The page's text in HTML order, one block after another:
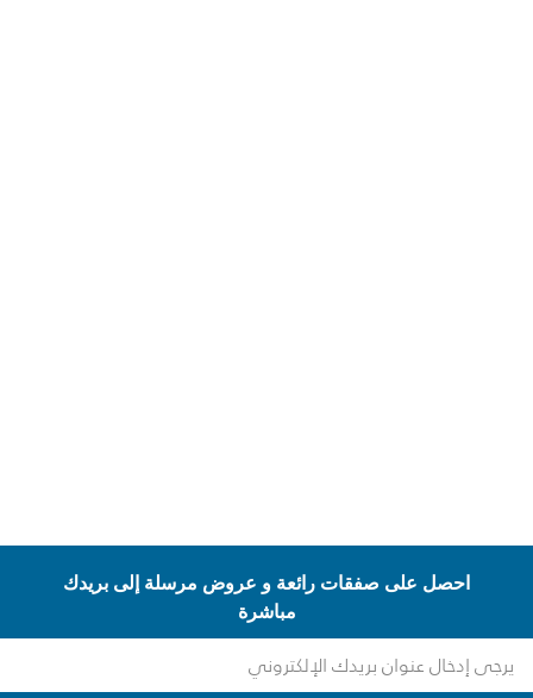
احصل على صفقات رائعة و عروض مرسلة إلى بريدك
مباشرة